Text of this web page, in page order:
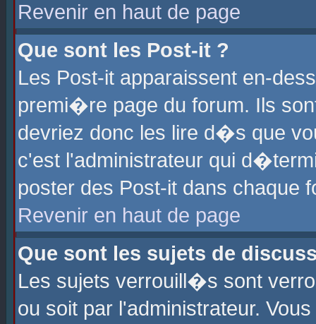
Revenir en haut de page
Que sont les Post-it ?
Les Post-it apparaissent en-
premi�re page du forum. Ils
devriez donc les lire d�s que
c'est l'administrateur qui
poster des Post-it dans chaque
Revenir en haut de page
Que sont les sujets de
Les sujets verrouill�s sont
ou soit par l'administrateur.